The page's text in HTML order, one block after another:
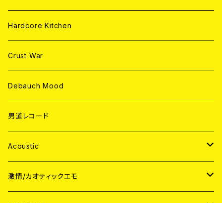
Hardcore Kitchen
Crust War
Debauch Mood
男道レコード
Acoustic
JAPAN
激情/カオティックエモ